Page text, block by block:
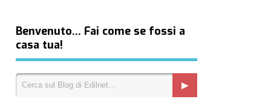
Benvenuto… Fai come se fossi a
casa tua!